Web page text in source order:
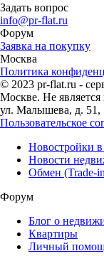
Задать вопрос
info@pr-flat.ru
Форум
Заявка на покупку
Москва
Политика
© 2023 pr-flat.ru -
Москве. Не
ул. Малышева, д. 51,
Пользовательское
Новостройки
Новости
Обмен (Trade-
Форум
Блог о
Квартиры
Личный